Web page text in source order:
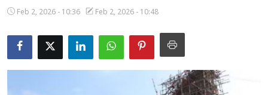
Spirituality
Weather
Politics
Feb 2, 2026 - 10:36 Feb 2, 2026 - 10:48